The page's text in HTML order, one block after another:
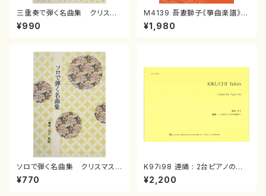
三重奏で弾く名曲集 クリスマ
スメドレー( 箏2/大平光美 編
曲/楽譜）
¥990
M4139 吾妻獅子《箏曲楽譜》
（箏/宮城道雄著・宮城宗家監修/
箏曲古典楽譜）
¥1,980
ソロで弾く名曲集 クリスマス・
イブ／恋人がサンタクロース(
箏独奏 /大平光美 編曲/楽
¥770
K97i98 連禱 : 2台ピアノのた
めの（2 Pianos / 菊池 幸夫 /
楽譜）
¥2,200